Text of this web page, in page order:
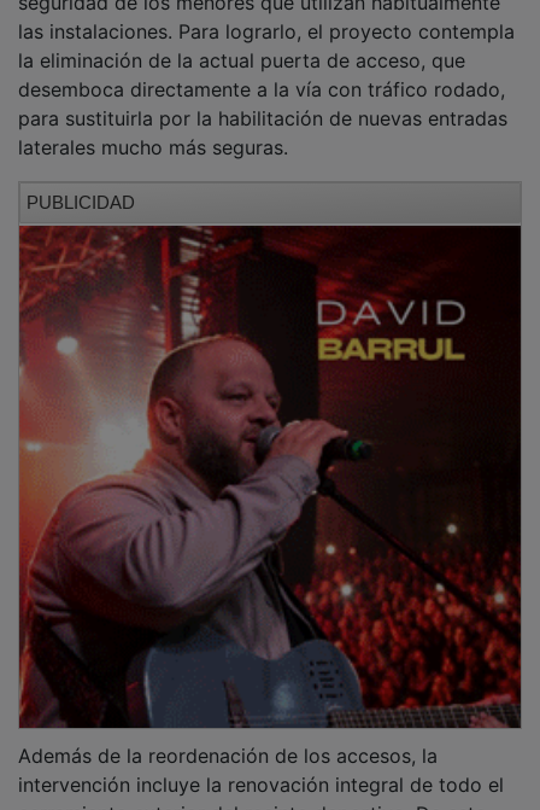
las instalaciones. Para lograrlo, el proyecto contempla
la eliminación de la actual puerta de acceso, que
desemboca directamente a la vía con tráfico rodado,
para sustituirla por la habilitación de nuevas entradas
laterales mucho más seguras.
intervención incluye la renovación integral de todo el
cerramiento exterior del recinto deportivo. De este